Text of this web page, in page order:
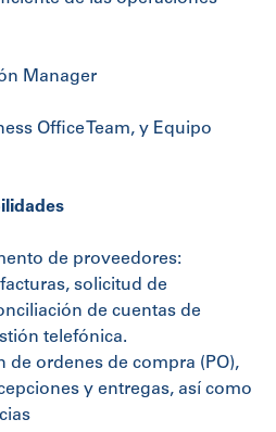
Manager
Office Team, y Equipo
de proveedores:
solicitud de
de cuentas de
telefónica.
de ordenes de compra (PO),
y entregas, así como